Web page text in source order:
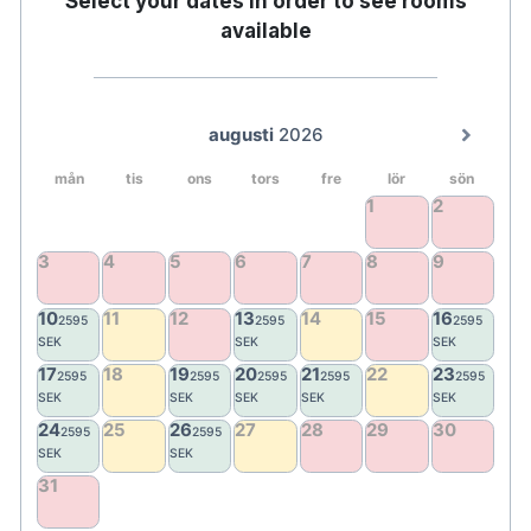
I Saltkällan kan man unna sig fotbad och
havsutsikt. I värmekällan erbjuds bastu, ångbad
kontrast som verkligen ger återhämtning.
Utanför kan du bada i den åretrunt varma poolen
som håller 38 grader.
För den som vill välja aktivitet framför stillhet finns
även ett mindre gym. När kroppen längtar efter
rörelse väntar öns vandringsleder, charmiga stigar
och cykelvägar med möjlighet att hyra cykel direkt
på hotellet.
available